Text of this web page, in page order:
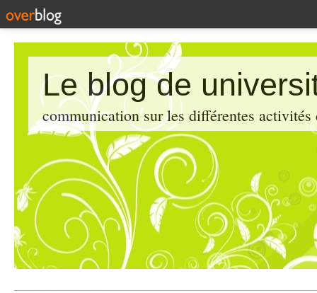
Le blog de
communication sur les différentes